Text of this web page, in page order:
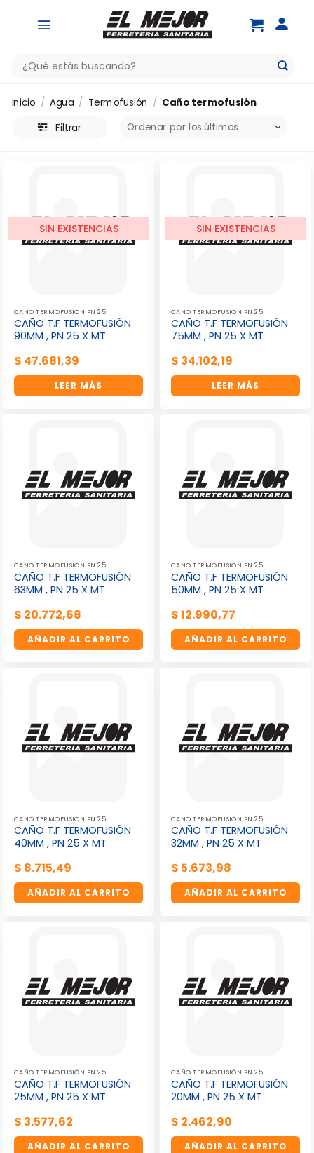
Buscar
por:
Inicio / Agua / Termofusión / Caño termofusión
Filtrar
SIN EXISTENCIAS
CAÑO TERMOFUSIÓN PN 25
CAÑO T.F TERMOFUSIÓN
90MM , PN 25 X MT
$ 47.681,39
LEER MÁS
SIN EXISTENCIAS
CAÑO TERMOFUSIÓN PN 25
CAÑO T.F TERMOFUSIÓN
75MM , PN 25 X MT
$ 34.102,19
LEER MÁS
CAÑO TERMOFUSIÓN PN 25
CAÑO T.F TERMOFUSIÓN
63MM , PN 25 X MT
$ 20.772,68
AÑADIR AL CARRITO
CAÑO TERMOFUSIÓN PN 25
CAÑO T.F TERMOFUSIÓN
50MM , PN 25 X MT
$12.990,77
AÑADIR AL CARRITO
CAÑO TERMOFUSIÓN PN 25
CAÑO T.F TERMOFUSIÓN
40MM , PN 25 X MT
$ 8.715,49
AÑADIR AL CARRITO
CAÑO TERMOFUSIÓN PN 25
CAÑO T.F TERMOFUSIÓN
32MM , PN 25 X MT
$ 5.673,98
AÑADIR AL CARRITO
CAÑO TERMOFUSIÓN PN 25
CAÑO T.F TERMOFUSIÓN
25MM , PN 25 X MT
$ 3.577,62
AÑADIR AL CARRITO
CAÑO TERMOFUSIÓN PN 25
CAÑO T.F TERMOFUSIÓN
20MM , PN 25 X MT
$ 2.462,90
AÑADIR AL CARRITO